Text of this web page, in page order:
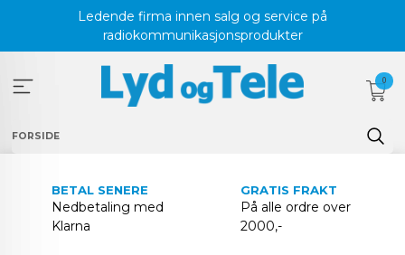
Ledende firma innen salg og service på
radiokommunikasjonsprodukter
0
FORSIDE
BETAL SENERE
Nedbetaling med
Klarna
GRATIS FRAKT
På alle ordre over
2000,-